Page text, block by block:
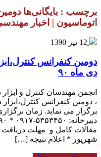
برچسب : بایگانی‌ها
اتوماسيون | اخبار
12 تیر 1390
دی ماه ۹۰
انجمن مهندسان کنترل و
، دومین کنفرانس
شهریور * اعلام نتیجه […]